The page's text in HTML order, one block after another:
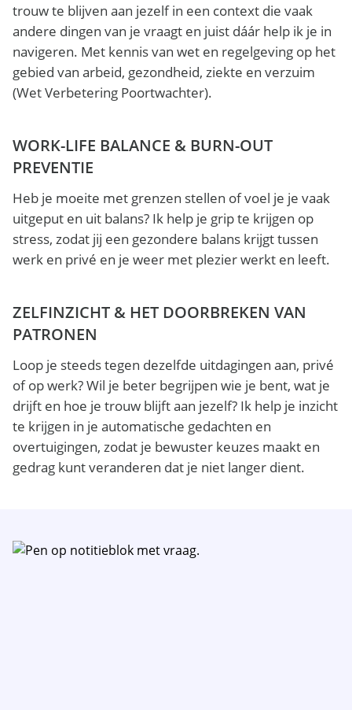
trouw te blijven aan jezelf in een context die vaak
andere dingen van je vraagt en juist dáár help ik je in
navigeren. Met kennis van wet en regelgeving op het
gebied van arbeid, gezondheid, ziekte en verzuim
(Wet Verbetering Poortwachter).
WORK-LIFE BALANCE & BURN-OUT
PREVENTIE
Heb je moeite met grenzen stellen of voel je je vaak
uitgeput en uit balans? Ik help je grip te krijgen op
stress, zodat jij een gezondere balans krijgt tussen
werk en privé en je weer met plezier werkt en leeft.
ZELFINZICHT & HET DOORBREKEN VAN
PATRONEN
Loop je steeds tegen dezelfde uitdagingen aan, privé
of op werk? Wil je beter begrijpen wie je bent, wat je
drijft en hoe je trouw blijft aan jezelf? Ik help je inzicht
te krijgen in je automatische gedachten en
overtuigingen, zodat je bewuster keuzes maakt en
gedrag kunt veranderen dat je niet langer dient.